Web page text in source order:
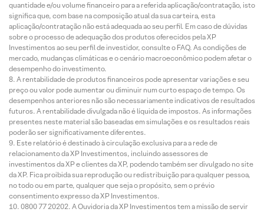
quantidade e/ou volume financeiro para a referida aplicação/contratação, isto
significa que, com base na composição atual da sua carteira, esta
aplicação/contratação não está adequada ao seu perfil. Em caso de dúvidas
sobre o processo de adequação dos produtos oferecidos pela XP
Investimentos ao seu perfil de investidor, consulte o FAQ. As condições de
mercado, mudanças climáticas e o cenário macroeconômico podem afetar o
desempenho do investimento.
A rentabilidade de produtos financeiros pode apresentar variações e seu
preço ou valor pode aumentar ou diminuir num curto espaço de tempo. Os
desempenhos anteriores não são necessariamente indicativos de resultados
futuros. A rentabilidade divulgada não é líquida de impostos. As informações
presentes neste material são baseadas em simulações e os resultados reais
poderão ser significativamente diferentes.
Este relatório é destinado à circulação exclusiva para a rede de
relacionamento da XP Investimentos, incluindo assessores de
investimentos da XP e clientes da XP, podendo também ser divulgado no site
da XP. Fica proibida sua reprodução ou redistribuição para qualquer pessoa,
no todo ou em parte, qualquer que seja o propósito, sem o prévio
consentimento expresso da XP Investimentos.
0800 77 20202. A Ouvidoria da XP Investimentos tem a missão de servir